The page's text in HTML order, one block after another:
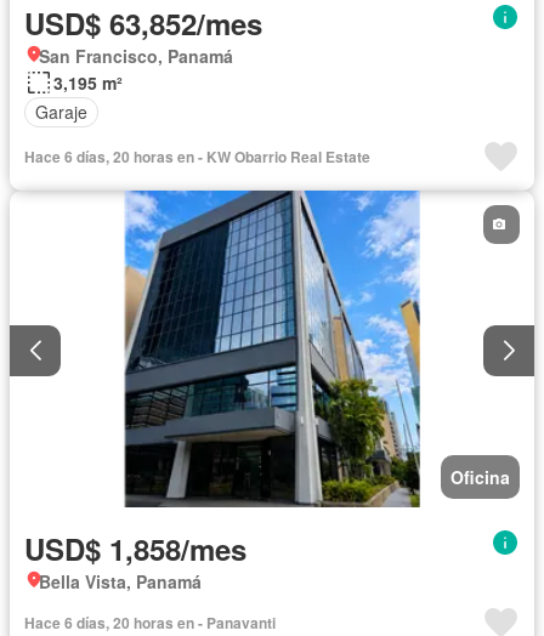
USD$ 63,852/mes
San Francisco, Panamá
3,195 m²
Garaje
Hace 6 días, 20 horas en - KW Obarrio Real Estate
Oficina
USD$ 1,858/mes
Bella Vista, Panamá
Hace 6 días, 20 horas en - Panavanti